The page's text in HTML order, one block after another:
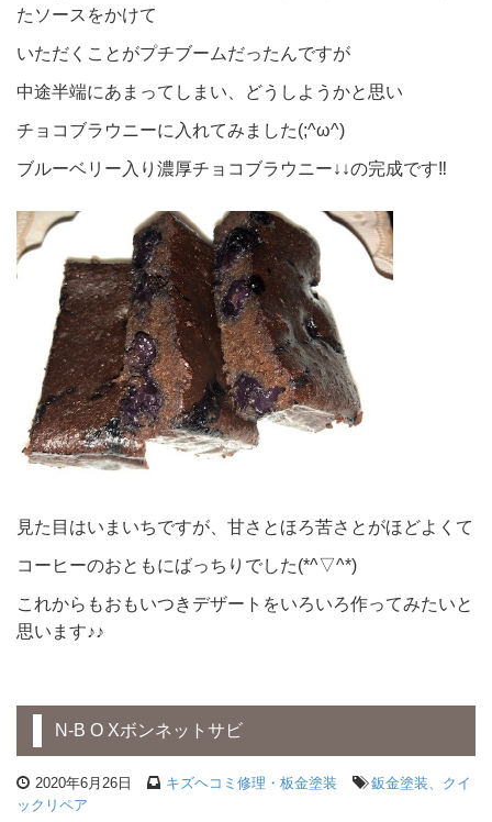
たソースをかけて
いただくことがプチブームだったんですが
中途半端にあまってしまい、どうしようかと思い
チョコブラウニーに入れてみました(;^ω^)
ブルーベリー入り濃厚チョコブラウニー↓↓の完成です‼
見た目はいまいちですが、甘さとほろ苦さとがほどよくて
コーヒーのおともにばっちりでした(*^▽^*)
これからもおもいつきデザートをいろいろ作ってみたいと
思います♪♪
N-B O Xボンネットサビ
2020年6月26日 キズヘコミ修理・板金塗装
鈑金塗装、クイ
ックリペア